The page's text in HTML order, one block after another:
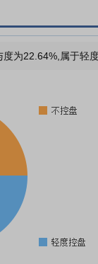
度为22.64%,属于轻